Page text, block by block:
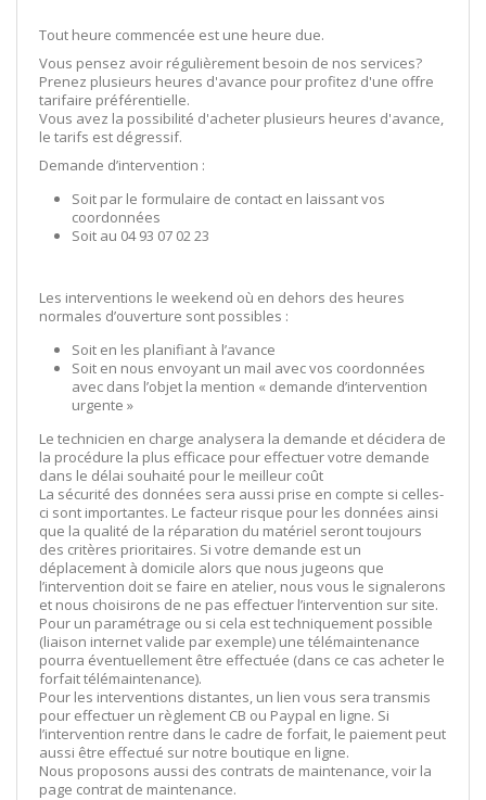
Tout heure commencée est une heure due.
Vous pensez avoir régulièrement besoin de nos services?
Prenez plusieurs heures d'avance pour profitez d'une offre
tarifaire préférentielle.
Vous avez la possibilité d'acheter plusieurs heures d'avance,
le tarifs est dégressif.
Demande d’intervention :
Soit par le formulaire de contact en laissant vos
coordonnées
Soit au 04 93 07 02 23
Les interventions le weekend où en dehors des heures
normales d’ouverture sont possibles :
Soit en les planifiant à l’avance
Soit en nous envoyant un mail avec vos coordonnées
avec dans l’objet la mention « demande d’intervention
urgente »
Le technicien en charge analysera la demande et décidera de
la procédure la plus efficace pour effectuer votre demande
dans le délai souhaité pour le meilleur coût
La sécurité des données sera aussi prise en compte si celles-
ci sont importantes. Le facteur risque pour les données ainsi
que la qualité de la réparation du matériel seront toujours
des critères prioritaires. Si votre demande est un
déplacement à domicile alors que nous jugeons que
l’intervention doit se faire en atelier, nous vous le signalerons
et nous choisirons de ne pas effectuer l’intervention sur site.
Pour un paramétrage ou si cela est techniquement possible
(liaison internet valide par exemple) une télémaintenance
pourra éventuellement être effectuée (dans ce cas acheter le
forfait télémaintenance).
Pour les interventions distantes, un lien vous sera transmis
pour effectuer un règlement CB ou Paypal en ligne. Si
l’intervention rentre dans le cadre de forfait, le paiement peut
aussi être effectué sur notre boutique en ligne.
Nous proposons aussi des contrats de maintenance, voir la
page contrat de maintenance.